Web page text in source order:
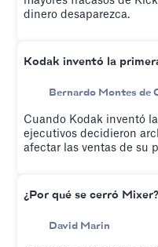
dinero desaparezca.
Kodak inventó la
Bernardo Montes de
Cuando Kodak inventó
ejecutivos decidieron
afectar las ventas de su
¿Por qué se cerró Mixer?
David Marin